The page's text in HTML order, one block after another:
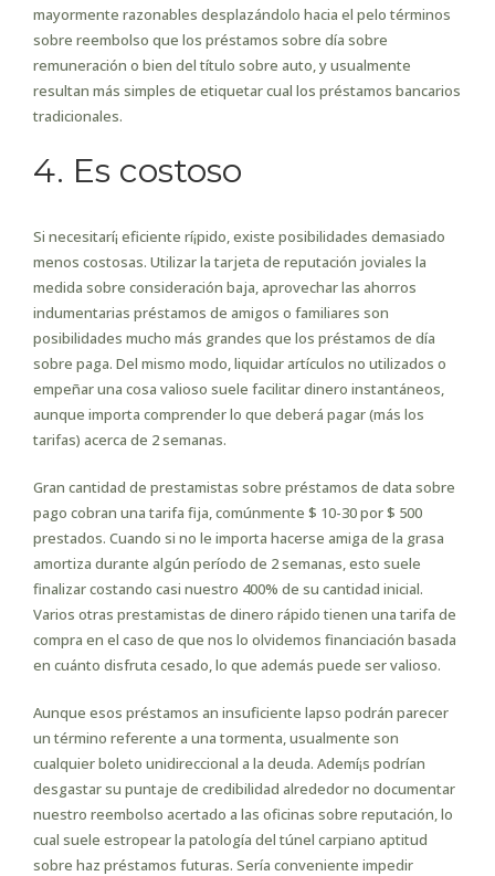
mayormente razonables desplazándolo hacia el pelo términos
sobre reembolso que los préstamos sobre día sobre
remuneración o bien del título sobre auto, y usualmente
resultan más simples de etiquetar cual los préstamos bancarios
tradicionales.
4. Es costoso
Si necesitarí¡ eficiente rí¡pido, existe posibilidades demasiado
menos costosas. Utilizar la tarjeta de reputación joviales la
medida sobre consideración baja, aprovechar las ahorros
indumentarias préstamos de amigos o familiares son
posibilidades mucho más grandes que los préstamos de día
sobre paga. Del mismo modo, liquidar artículos no utilizados o
empeñar una cosa valioso suele facilitar dinero instantáneos,
aunque importa comprender lo que deberá pagar (más los
tarifas) acerca de 2 semanas.
Gran cantidad de prestamistas sobre préstamos de data sobre
pago cobran una tarifa fija, comúnmente $ 10-30 por $ 500
prestados. Cuando si no le importa hacerse amiga de la grasa
amortiza durante algún período de 2 semanas, esto suele
finalizar costando casi nuestro 400% de su cantidad inicial.
Varios otras prestamistas de dinero rápido tienen una tarifa de
compra en el caso de que nos lo olvidemos financiación basada
en cuánto disfruta cesado, lo que además puede ser valioso.
Aunque esos préstamos an insuficiente lapso podrán parecer
un término referente a una tormenta, usualmente son
cualquier boleto unidireccional a la deuda. Ademí¡s podrían
desgastar su puntaje de credibilidad alrededor no documentar
nuestro reembolso acertado a las oficinas sobre reputación, lo
cual suele estropear la patologí­a del túnel carpiano aptitud
sobre haz préstamos futuras. Serí­a conveniente impedir